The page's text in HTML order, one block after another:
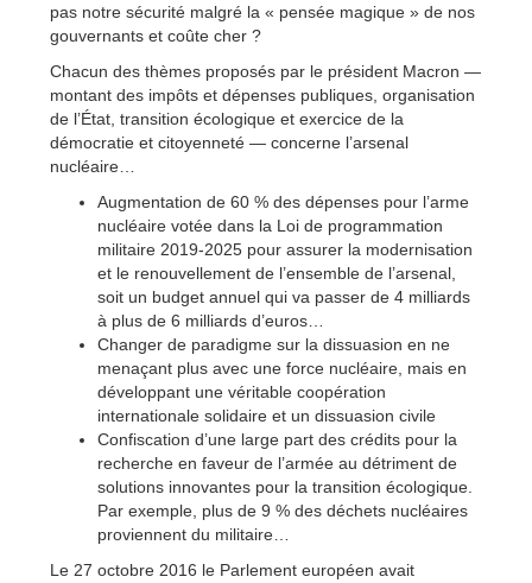
pas notre sécurité malgré la « pensée magique » de nos
gouvernants et coûte cher ?
Chacun des thèmes proposés par le président Macron —
montant des impôts et dépenses publiques, organisation
de l’État, transition écologique et exercice de la
démocratie et citoyenneté — concerne l’arsenal
nucléaire…
Augmentation de 60 % des dépenses pour l’arme
nucléaire votée dans la Loi de programmation
militaire 2019-2025 pour assurer la modernisation
et le renouvellement de l’ensemble de l’arsenal,
soit un budget annuel qui va passer de 4 milliards
à plus de 6 milliards d’euros…
Changer de paradigme sur la dissuasion en ne
menaçant plus avec une force nucléaire, mais en
développant une véritable coopération
internationale solidaire et un dissuasion civile
Confiscation d’une large part des crédits pour la
recherche en faveur de l’armée au détriment de
solutions innovantes pour la transition écologique.
Par exemple, plus de 9 % des déchets nucléaires
proviennent du militaire…
Le 27 octobre 2016 le Parlement européen avait